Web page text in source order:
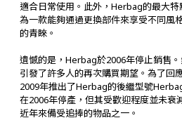
適合日常使用。此外，Herbag的最大
為一款能夠通過更換部件來享受不同風
的青睞。
遺憾的是，Herbag於2006年停止銷售
引發了許多人的再次購買期望。為了回
2009年推出了Herbag的後繼型號
在2006年停產，但其受歡迎程度並未衰
近年來備受追捧的物品之一。